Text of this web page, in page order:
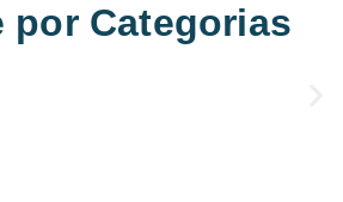
por Categorias